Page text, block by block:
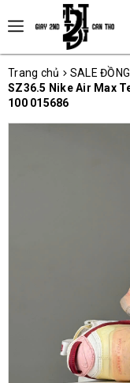
Trang chủ
SALE
SZ36.5 Nike Air Max
100 015686